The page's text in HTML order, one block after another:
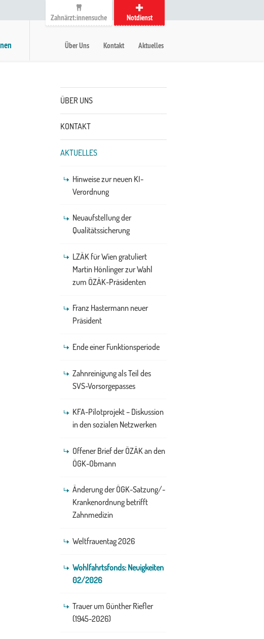
Zahnärzt:innensuche
Notdienst
Hauptmenü
Metanavigation
Über Uns Kontakt Aktuelles
ÜBER UNS
KONTAKT
AKTUELLES
Hinweise zur neuen KI-
Verordnung
Neuaufstellung der
Qualitätssicherung
LZÄK für Wien gratuliert
Martin Hönlinger zur Wahl
zum ÖZÄK-Präsidenten
Franz Hastermann neuer
Präsident
Ende einer Funktionsperiode
Zahnreinigung als Teil des
SVS-Vorsorgepasses
KFA-Pilotprojekt – Diskussion
in den sozialen Netzwerken
Offener Brief der ÖZÄK an den
ÖGK-Obmann
Änderung der ÖGK-Satzung/-
Krankenordnung betrifft
Zahnmedizin
Weltfrauentag 2026
Wohlfahrtsfonds: Neuigkeiten
02/2026
Trauer um Günther Riefler
(1945-2026)